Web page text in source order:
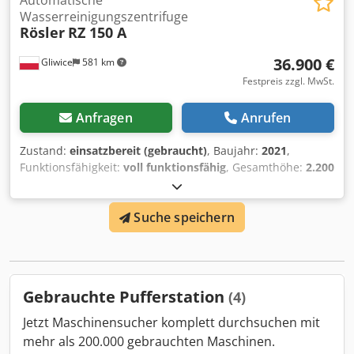
Gliwice 581 km
Wasserreinigungszentrifuge
Rösler RZ 150 A
36.900 €
Festpreis zzgl. MwSt.
Anfragen Anrufen
Zustand: einsatzbereit (gebraucht), Baujahr: 2021,
Funktionsfähigkeit: voll funktionsfähig, Gesamthöhe: 2.200
1.700 mm, Gesamtbreite:
Drehzahl (max.):2.650 U/min, Leistung:1,6 kW (2,18 PS),
Wassertankkapazität:100 l, ROSLER RZ 150 A
Reinigungssystem – automatische Schlamm­entfernung
vollautomatisch und mit modernen Lösungen ausgestattet,
die Leistung und Langlebigkeit steigern. Wichtigste
technische Daten: • Abmessungen: 1700 x 1100 x 2200 mm
• Leistung: 1,6 kW • Rotordrehzahl: 2650 U/min • Rotor aus
Suche speichern
Gebrauchte Pufferstation (4)
Jetzt Maschinensucher komplett durchsuchen mit
mehr als 200.000 gebrauchten Maschinen.